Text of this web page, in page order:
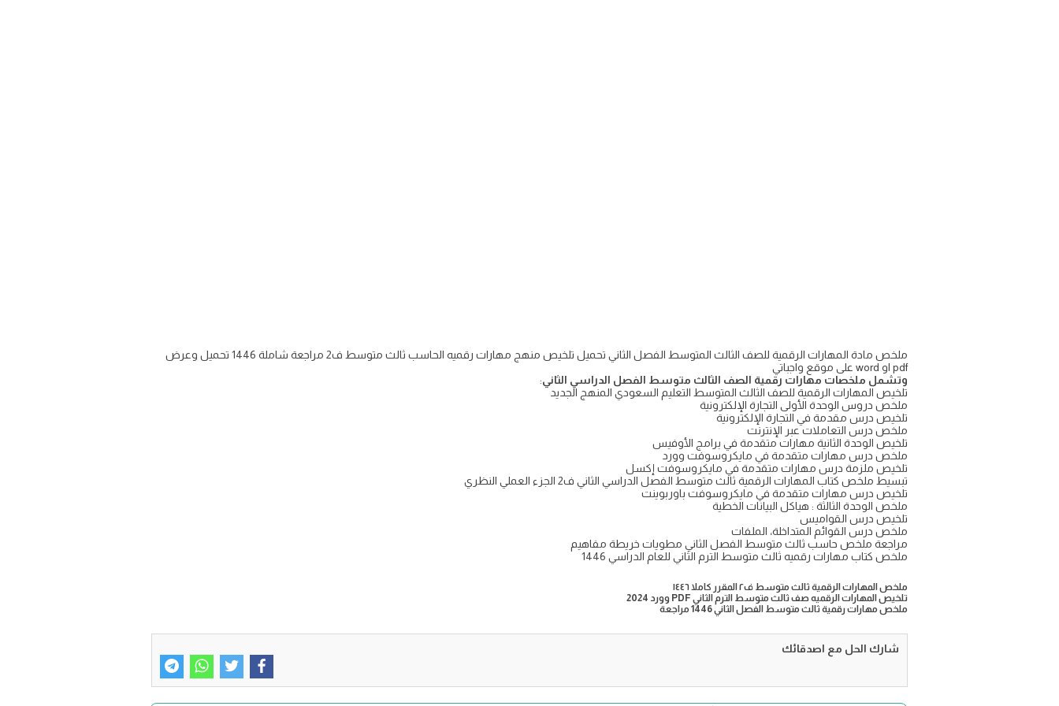
ملخص مادة المهارات الرقمية للصف الثالث المتوسط الفصل الثاني تحميل تلخيص منهج مهارات رقميه الحاسب ثالث متوسط ف2 مراجعة شاملة 1446 تحميل وعرض
pdf او word على موقع واجباتي
وتشمل ملخصات مهارات رقمية الصف الثالث متوسط الفصل الدراسي الثاني:
تلخيص المهارات الرقمية للصف الثالث المتوسط التعليم السعودي المنهج الجديد
ملخص دروس الوحدة الأولى التجارة الإلكترونية
تلخيص درس مقدمة في التجارة الإلكترونية
ملخص درس التعاملات عبر الإنترنت
تلخيص الوحدة الثانية مهارات متقدمة في برامج الأوفيس
ملخص درس مهارات متقدمة في مايكروسوفت وورد
تلخيص ملزمة درس مهارات متقدمة في مايكروسوفت إكسل
تبسيط ملخص كتاب المهارات الرقمية ثالث متوسط الفصل الدراسي الثاني ف2 الجزء العملي النظري
تلخيص درس مهارات متقدمة في مايكروسوفت باوربوينت
ملخص الوحدة الثالثة : هياكل البيانات الخطية
تلخيص درس القواميس
ملخص درس القوائم المتداخلة، الملفات
مراجعة ملخص حاسب ثالث متوسط الفصل الثاني مطويات خريطة مفاهيم
ملخص كتاب مهارات رقميه ثالث متوسط الترم الثاني للعام الدراسي 1446
ملخص المهارات الرقمية ثالث متوسط ف٢ المقرر كاملا ١٤٤٦
تلخيص المهارات الرقميه صف ثالث متوسط الترم الثاني PDF وورد 2024
ملخص مهارات رقمية ثالث متوسط الفصل الثاني 1446 مراجعة
شارك الحل مع اصدقائك